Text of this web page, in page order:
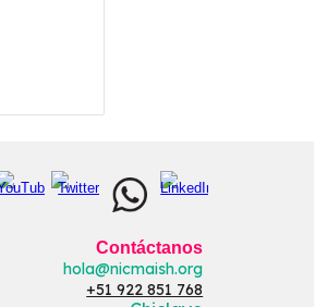
Contáctanos
hola@nicmaish.org
+51 922 851 768